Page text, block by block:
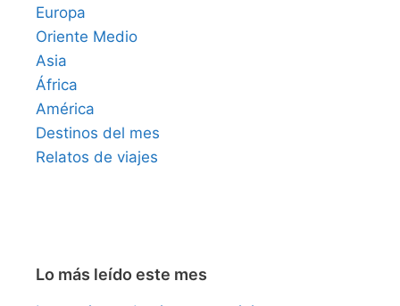
Europa
Oriente Medio
Asia
África
América
Destinos del mes
Relatos de viajes
Lo más leído este mes